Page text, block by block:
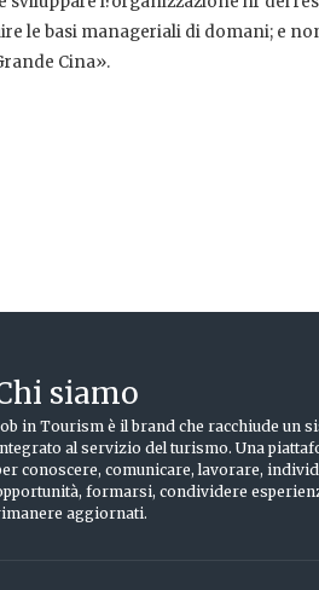
le basi manageriali di domani; e
Cina».
siamo
in Tourism è il brand che racchiude un
al servizio del turismo. Una
conoscere, comunicare, lavorare,
formarsi, condividere
aggiornati.